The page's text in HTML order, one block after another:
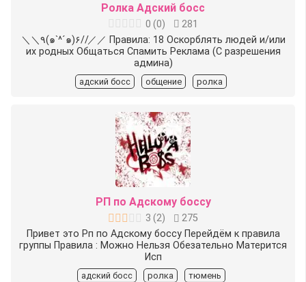
Ролка Адский босс
0 (0)
281
＼＼٩(๑`^´๑)۶//／／ Правила: 18 Оскорблять людей и/или
их родных Общаться Спамить Реклама (С разрешения
админа)
адский босс общение ролка
РП по Адскому боссу
3 (2)
275
Привет это Рп по Адскому боссу Перейдём к правила
группы Правила : Можно Нельзя Обезательно Матерится
Исп
адский босс ролка тюмень